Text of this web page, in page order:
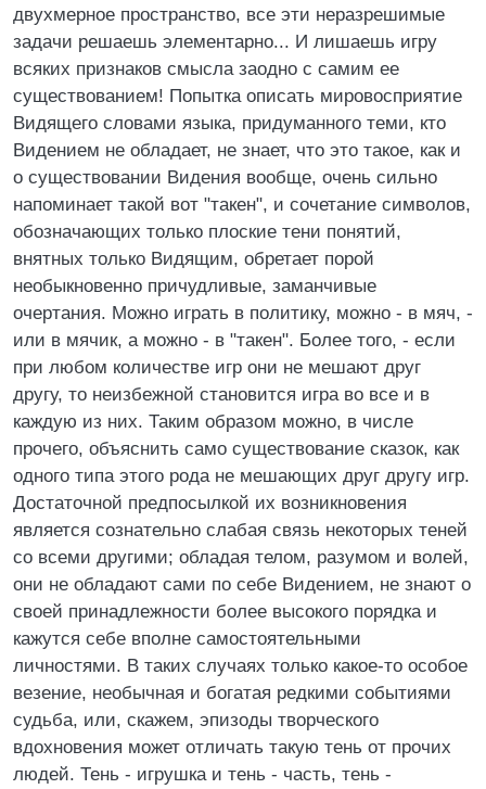
двухмерное пространство, все эти неразрешимые
задачи решаешь элементарно... И лишаешь игру
всяких признаков смысла заодно с самим ее
существованием! Попытка описать мировосприятие
Видящего словами языка, придуманного теми, кто
Видением не обладает, не знает, что это такое, как и
о существовании Видения вообще, очень сильно
напоминает такой вот "такен", и сочетание символов,
обозначающих только плоские тени понятий,
внятных только Видящим, обретает порой
необыкновенно причудливые, заманчивые
очертания. Можно играть в политику, можно - в мяч, -
или в мячик, а можно - в "такен". Более того, - если
при любом количестве игр они не мешают друг
другу, то неизбежной становится игра во все и в
каждую из них. Таким образом можно, в числе
прочего, объяснить само существование сказок, как
одного типа этого рода не мешающих друг другу игр.
Достаточной предпосылкой их возникновения
является сознательно слабая связь некоторых теней
со всеми другими; обладая телом, разумом и волей,
они не обладают сами по себе Видением, не знают о
своей принадлежности более высокого порядка и
кажутся себе вполне самостоятельными
личностями. В таких случаях только какое-то особое
везение, необычная и богатая редкими событиями
судьба, или, скажем, эпизоды творческого
вдохновения может отличать такую тень от прочих
людей. Тень - игрушка и тень - часть, тень -